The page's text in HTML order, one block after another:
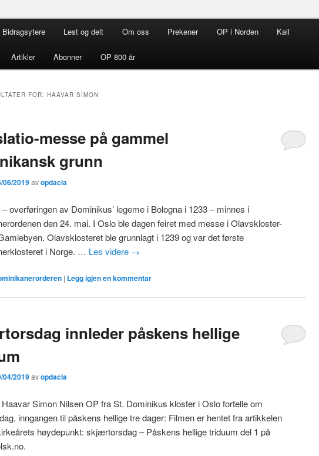
i Norden
Bidragsytere Lest og delt Om oss Prekener OP i Norden Kall
Artikler Abonner OP 800 år
FOR: HAAVAR SIMON
messe på gammel
grunn
06/2019avopdacia
overføringen av Dominikus’ legeme i Bologna i 1233 – minnes i
den 24. mai. I Oslo ble dagen feiret med messe i Olavskloster-
Olavsklosteret ble grunnlagt i 1239 og var det første
i Norge. … Les videre →
| Legg igjen en kommentar
innleder påskens hellige
04/2019avopdacia
Simon Nilsen OP fra St. Dominikus kloster i Oslo fortelle om
inngangen til påskens hellige tre dager: Filmen er hentet fra artikkelen
høydepunkt: skjærtorsdag – Påskens hellige triduum del 1 på